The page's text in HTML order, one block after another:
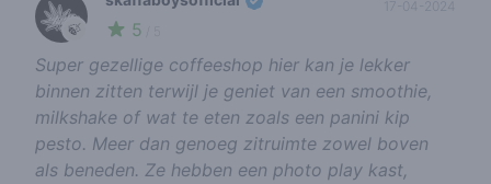
🍃 5
Super gezellige coffeeshop hier kan je lekker
binnen zitten terwijl je geniet van een smoothie,
milkshake of wat te eten zoals een panini kip
pesto. Meer dan genoeg zitruimte zowel boven
als beneden. Ze hebben een photo play kast,